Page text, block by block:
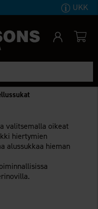
UKK
valitsemalla oikeat
hiertymien
alussukkaa hieman